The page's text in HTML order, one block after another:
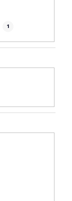
1